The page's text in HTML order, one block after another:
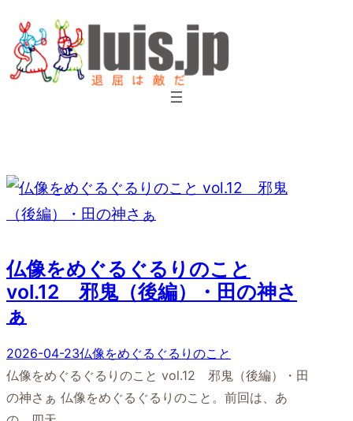
内
容
を
プ
仏像をめぐるぐるりのこと
vol.12 邪鬼（後編）・田の神さ
ぁ
2026-04-23仏像をめぐるぐるりのこと
仏像をめぐるぐるりのこと vol.12 邪鬼（後編）・田
の神さぁ 仏像をめぐるぐるりのこと。前回は、あ